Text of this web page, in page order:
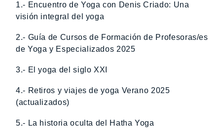
1.- Encuentro de Yoga con Denis Criado: Una
visión integral del yoga
2.- Guía de Cursos de Formación de Profesoras/es
de Yoga y Especializados 2025
3.- El yoga del siglo XXI
4.- Retiros y viajes de yoga Verano 2025
(actualizados)
5.- La historia oculta del Hatha Yoga